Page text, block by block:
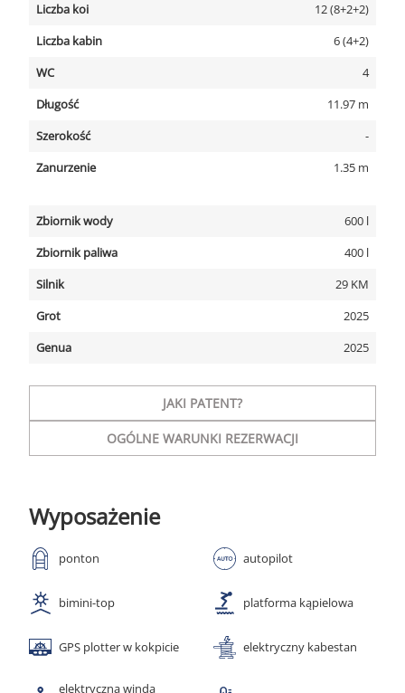
Liczba koi
12 (8+2+2)
Liczba kabin
6 (4+2)
WC
4
Długość
11.97 m
Szerokość
-
Zanurzenie
1.35 m
Zbiornik wody
600 l
Zbiornik paliwa
400 l
Silnik
29 KM
Grot
2025
Genua
2025
JAKI PATENT?
OGÓLNE WARUNKI REZERWACJI
Wyposażenie
ponton autopilot
bimini-top platforma kąpielowa
GPS plotter w kokpicie elektryczny kabestan
elektryczna winda